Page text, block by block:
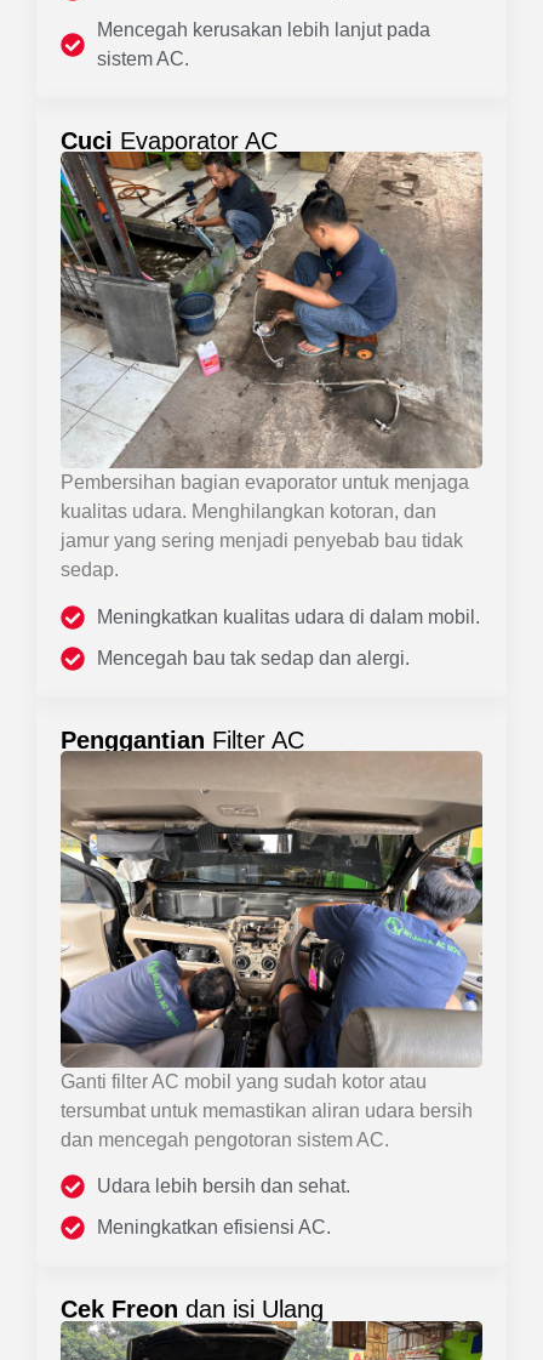
Mencegah kerusakan lebih lanjut pada
sistem AC.
Cuci Evaporator AC
Pembersihan bagian evaporator untuk menjaga
kualitas udara. Menghilangkan kotoran, dan
jamur yang sering menjadi penyebab bau tidak
sedap.
Meningkatkan kualitas udara di dalam mobil.
Mencegah bau tak sedap dan alergi.
Penggantian Filter AC
Ganti filter AC mobil yang sudah kotor atau
tersumbat untuk memastikan aliran udara bersih
dan mencegah pengotoran sistem AC.
Udara lebih bersih dan sehat.
Meningkatkan efisiensi AC.
Cek Freon dan isi Ulang